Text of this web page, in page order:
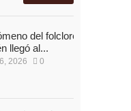
del folclore
llegó al...
2026 0